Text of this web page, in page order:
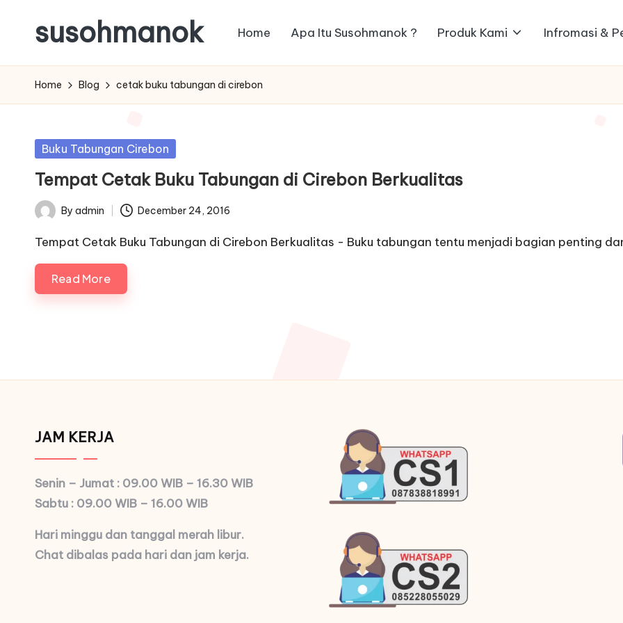
content
susohmanok Home Apa Itu Susohmanok ? Produk Kami Infromasi &
Home Blog cetak buku tabungan di cirebon
Posted
Buku Tabungan Cirebon
Tempat Cetak Buku Tabungan di Cirebon Berkualitas
Posted
by
By admin December 24, 2016
Tempat Cetak Buku Tabungan di Cirebon Berkualitas - Buku tabungan tentu menjadi bagian penting
Read More
JAM KERJA
Senin – Jumat : 09.00 WIB – 16.30 WIB
Sabtu : 09.00 WIB – 16.00 WIB
Hari minggu dan tanggal merah libur.
Chat dibalas pada hari dan jam kerja.